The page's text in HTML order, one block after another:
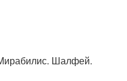
Шалфей.